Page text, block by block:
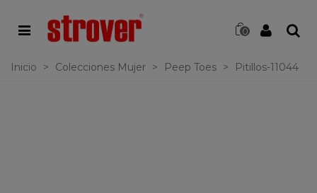
0
Inicio > Colecciones Mujer > Peep Toes > Pitillos-11044